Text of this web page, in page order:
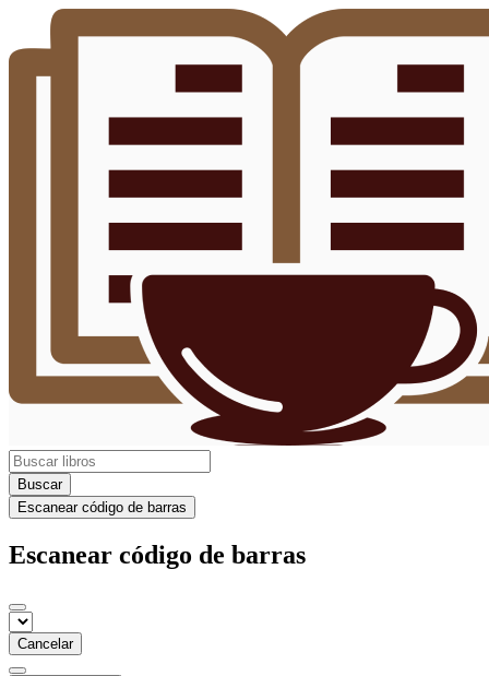
Buscar
Escanear código de barras
Escanear código de barras
Cancelar